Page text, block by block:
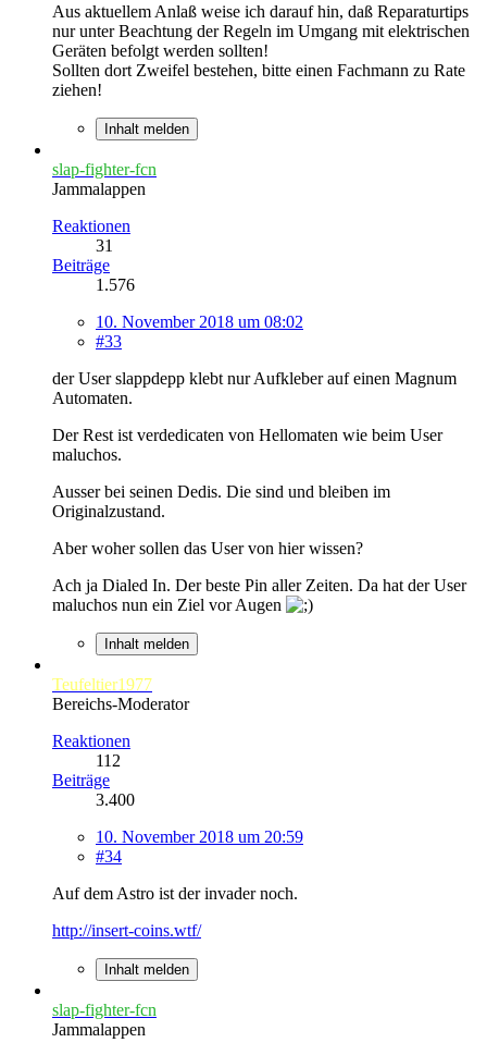
Aus aktuellem Anlaß weise ich darauf hin, daß Reparaturtips
nur unter Beachtung der Regeln im Umgang mit elektrischen
Geräten befolgt werden sollten!
Sollten dort Zweifel bestehen, bitte einen Fachmann zu Rate
ziehen!
Inhalt melden
slap-fighter-fcn
Jammalappen
Reaktionen
31
Beiträge
1.576
10. November 2018 um 08:02
#33
der User slappdepp klebt nur Aufkleber auf einen Magnum
Automaten.
Der Rest ist verdedicaten von Hellomaten wie beim User
maluchos.
Ausser bei seinen Dedis. Die sind und bleiben im
Originalzustand.
Aber woher sollen das User von hier wissen?
Ach ja Dialed In. Der beste Pin aller Zeiten. Da hat der User
maluchos nun ein Ziel vor Augen
Inhalt melden
Teufeltier1977
Bereichs-Moderator
Reaktionen
112
Beiträge
3.400
10. November 2018 um 20:59
#34
Auf dem Astro ist der invader noch.
http://insert-coins.wtf/
Inhalt melden
slap-fighter-fcn
Jammalappen